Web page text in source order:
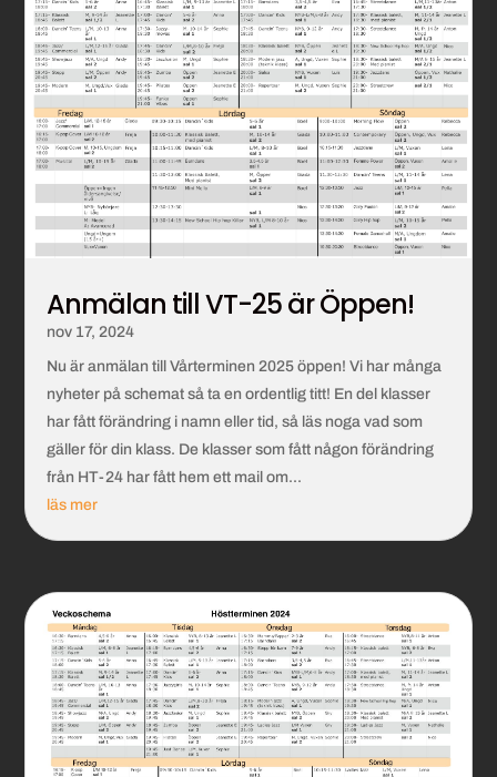
Anmälan till VT-25 är Öppen!
nov 17, 2024
Nu är anmälan till Vårterminen 2025 öppen! Vi har många
nyheter på schemat så ta en ordentlig titt! En del klasser
har fått förändring i namn eller tid, så läs noga vad som
gäller för din klass. De klasser som fått någon förändring
från HT-24 har fått hem ett mail om...
läs mer